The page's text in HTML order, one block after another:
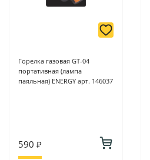
Горелка газовая GT-04
портативная (лампа
паяльная) ENERGY арт. 146037
590 ₽